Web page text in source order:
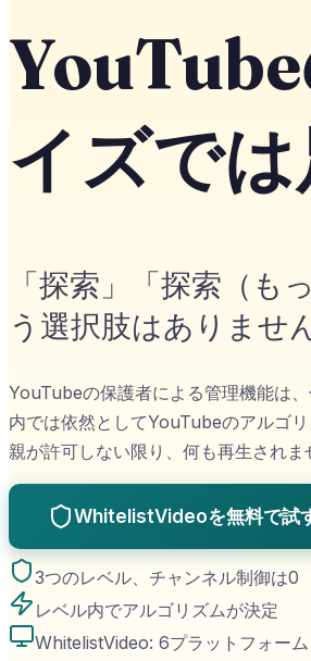
イズで
「探索」「探索（
う選択肢はありません
YouTubeの保護者による管理機能は
内では依然としてYouTubeのアルゴ
親が許可しない限り、何も再生されま
WhitelistVideoを無料で試
3つのレベル、チャンネル制御は0
レベル内でアルゴリズムが決定
WhitelistVideo: 6プラットフォー